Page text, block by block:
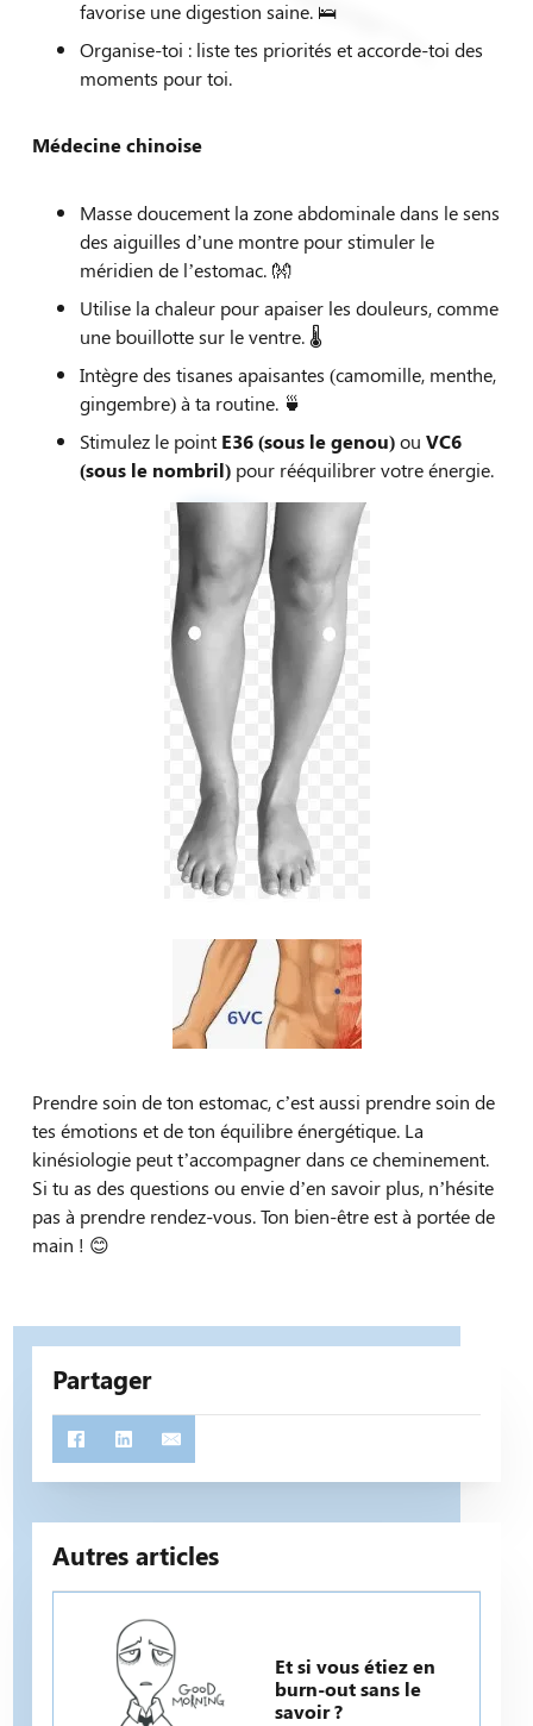
Kinésiologue
favorise une digestion saine. 🛌
Organise-toi : liste tes priorités et accorde-toi des
moments pour toi.
Médecine chinoise
Masse doucement la zone abdominale dans le sens
des aiguilles d’une montre pour stimuler le
méridien de l’estomac. 👐
Utilise la chaleur pour apaiser les douleurs, comme
une bouillotte sur le ventre. 🌡️
Intègre des tisanes apaisantes (camomille, menthe,
gingembre) à ta routine. 🍵
Stimulez le point E36 (sous le genou)ouVC6
(sous le nombril) pour rééquilibrer votre énergie.
Prendre soin de ton estomac, c’est aussi prendre soin de
tes émotions et de ton équilibre énergétique. La
kinésiologie peut t’accompagner dans ce cheminement.
Si tu as des questions ou envie d’en savoir plus, n’hésite
pas à prendre rendez-vous. Ton bien-être est à portée de
main ! 😊
Partager
Autres articles
Et si vous étiez en
burn-out sans le
savoir ?